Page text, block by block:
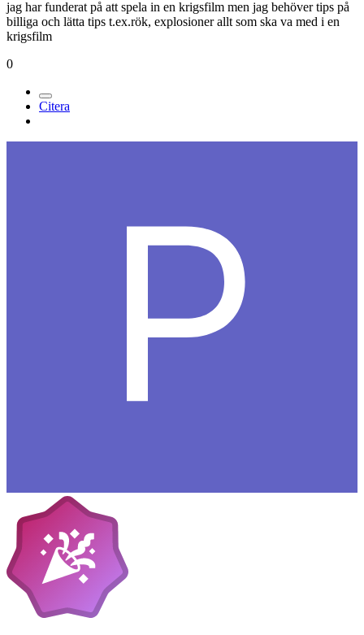
jag har funderat på att spela in en krigsfilm men jag behöver tips på
billiga och lätta tips t.ex.rök, explosioner allt som ska va med i en
krigsfilm
0
Citera